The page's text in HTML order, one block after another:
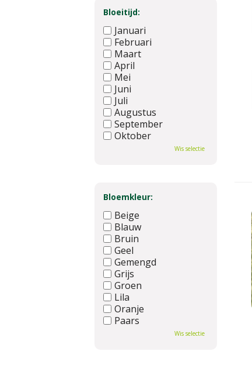
Bloeitijd:
Januari
Februari
Maart
April
Mei
Juni
Juli
Augustus
September
Oktober
Wis selectie
Bloemkleur:
Beige
Blauw
Bruin
Geel
Gemengd
Grijs
Groen
Lila
Oranje
Paars
Wis selectie